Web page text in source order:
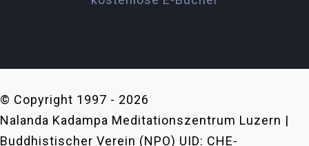
© Copyright 1997 - 2026
Nalanda Kadampa Meditationszentrum Luzern |
Buddhistischer Verein (NPO) UID: CHE-